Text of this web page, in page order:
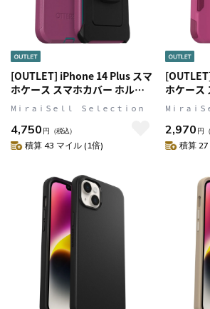
[OUTLET] iPhone 14 Plus スマ
ホケース スマホカバー ホルス
タークリップ/スタンド付 キャ
OtterBox[オッターボックス]
DEFENDER[ディフェンダー]
MⅰｒａｉＳｅｌｌ Ｓｅｌｅｃｔｉｏｎ
4,750 円 （税込）
積算 43 マイル (1倍)
ホケース
MagSafe
MⅰｒａｉＳ
2,970 円
積算